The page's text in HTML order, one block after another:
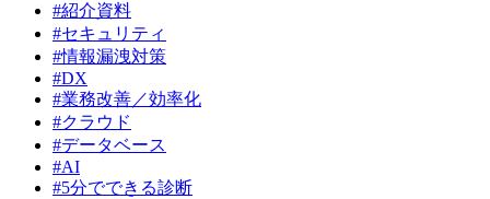
#紹介資料
#セキュリティ
#情報漏洩対策
#DX
#業務改善／効率化
#クラウド
#データベース
#AI
#5分でできる診断